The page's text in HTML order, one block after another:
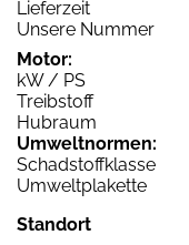
Lieferzeit
Unsere Nummer
Motor:
kW / PS
Treibstoff
Hubraum
Umweltnormen:
Schadstoffklasse
Umweltplakette
Standort